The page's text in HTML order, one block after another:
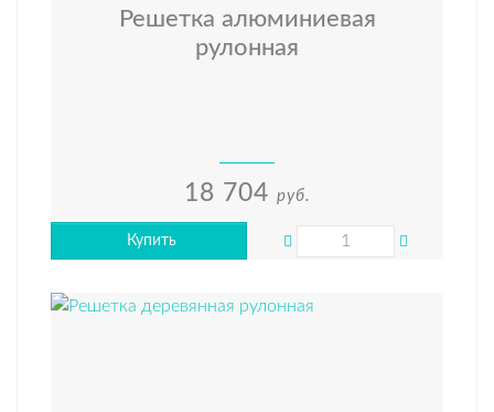
Решетка алюминиевая
рулонная
18 704 руб.
Купить